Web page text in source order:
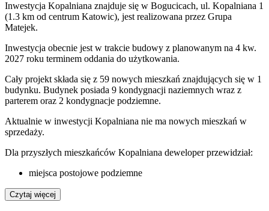
Inwestycja Kopalniana znajduje się w Bogucicach, ul. Kopalniana 1
(1.3 km od centrum Katowic), jest realizowana przez Grupa
Matejek.
Inwestycja obecnie jest w trakcie budowy z planowanym na 4 kw.
2027 roku terminem oddania do użytkowania.
Cały projekt składa się z 59 nowych mieszkań znajdujących się w 1
budynku. Budynek posiada 9 kondygnacji naziemnych wraz z
parterem oraz 2 kondygnacje podziemne.
Aktualnie w inwestycji Kopalniana nie ma nowych mieszkań w
sprzedaży.
Dla przyszłych mieszkańców Kopalniana deweloper przewidział:
miejsca postojowe podziemne
Czytaj więcej